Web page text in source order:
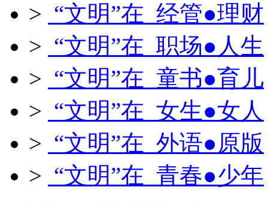
> “文明”在 经管●理财
> “文明”在 职场●人生
> “文明”在 童书●育儿
> “文明”在 女生●女人
> “文明”在 外语●原版
> “文明”在 青春●少年